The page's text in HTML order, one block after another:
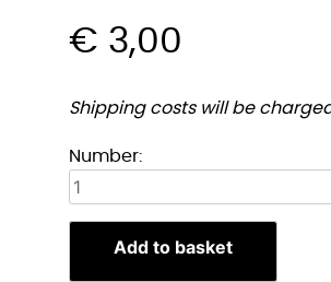
€ 3,00
Shipping costs will be
Number:Gengar
quantity
Add to basket